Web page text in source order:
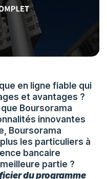
en ligne fiable qui
et avantages ?
Boursorama
innovantes
Boursorama
les particuliers à
bancaire
partie ?
du programme